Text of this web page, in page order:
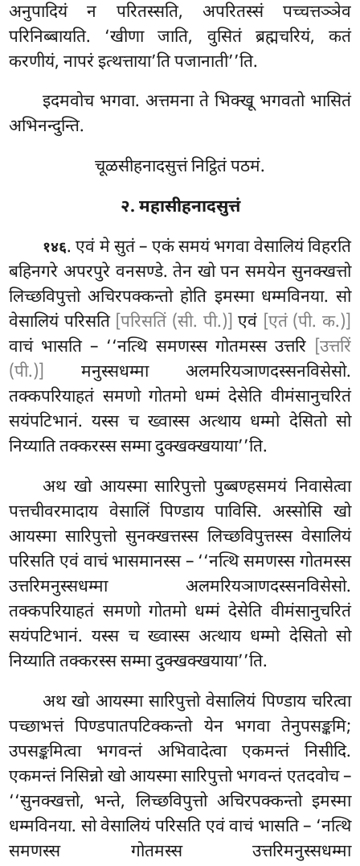
अनुपादियं न परितस्सति, अपरितस्सं पच्चत्तञ्ञेव
परिनिब्बायति. ‘खीणा जाति, वुसितं ब्रह्मचरियं, कतं
करणीयं, नापरं इत्थत्ताया’ति पजानाती’’ति.
इदमवोच भगवा. अत्तमना ते भिक्खू भगवतो भासितं
अभिनन्दुन्ति.
चूळसीहनादसुत्तं निट्ठितं पठमं.
२. महासीहनादसुत्तं
१४६. एवं मे सुतं – एकं समयं भगवा वेसालियं विहरति
बहिनगरे अपरपुरे वनसण्डे. तेन खो पन समयेन सुनक्खत्तो
लिच्छविपुत्तो अचिरपक्कन्तो होति इमस्मा धम्मविनया. सो
वेसालियं परिसति [परिसतिं (सी. पी.)] एवं [एतं (पी. क.)]
वाचं भासति – ‘‘नत्थि समणस्स गोतमस्स उत्तरि [उत्तरिं
(पी.)]
मनुस्सधम्मा अलमरियञाणदस्सनविसेसो.
तक्कपरियाहतं समणो गोतमो धम्मं देसेति वीमंसानुचरितं
सयंपटिभानं. यस्स च ख्वास्स अत्थाय धम्मो देसितो सो
निय्याति तक्करस्स सम्मा दुक्खक्खयाया’’ति.
अथ खो आयस्मा सारिपुत्तो पुब्बण्हसमयं निवासेत्वा
पत्तचीवरमादाय वेसालिं पिण्डाय पाविसि. अस्सोसि खो
आयस्मा सारिपुत्तो सुनक्खत्तस्स लिच्छविपुत्तस्स वेसालियं
परिसति एवं वाचं भासमानस्स – ‘‘नत्थि समणस्स गोतमस्स
उत्तरिमनुस्सधम्मा अलमरियञाणदस्सनविसेसो.
तक्कपरियाहतं समणो गोतमो धम्मं देसेति वीमंसानुचरितं
सयंपटिभानं. यस्स च ख्वास्स अत्थाय धम्मो देसितो सो
निय्याति तक्करस्स सम्मा दुक्खक्खयाया’’ति.
अथ खो आयस्मा सारिपुत्तो वेसालियं पिण्डाय चरित्वा
पच्छाभत्तं पिण्डपातपटिक्कन्तो येन भगवा तेनुपसङ्कमि;
उपसङ्कमित्वा भगवन्तं अभिवादेत्वा एकमन्तं निसीदि.
एकमन्तं निसिन्नो खो आयस्मा सारिपुत्तो भगवन्तं एतदवोच –
‘‘सुनक्खत्तो, भन्ते, लिच्छविपुत्तो अचिरपक्कन्तो इमस्मा
धम्मविनया. सो वेसालियं परिसति एवं वाचं भासति – ‘नत्थि
समणस्स गोतमस्स उत्तरिमनुस्सधम्मा